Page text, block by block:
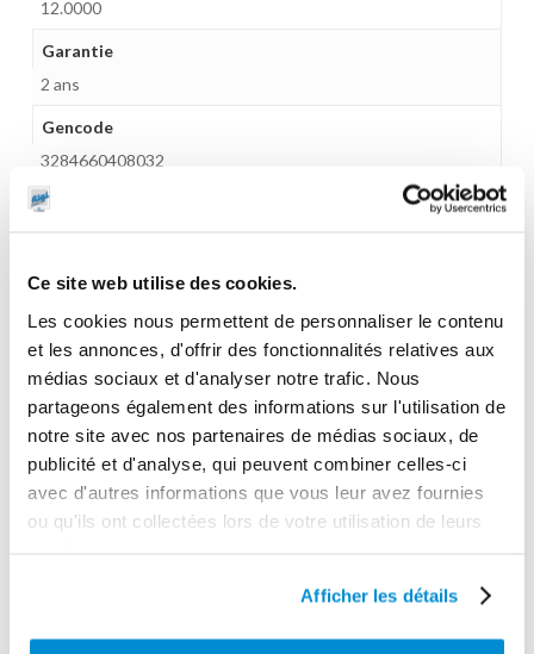
Ce site web utilise des cookies.
Les cookies nous permettent de personnaliser le contenu
et les annonces, d'offrir des fonctionnalités relatives aux
médias sociaux et d'analyser notre trafic. Nous
partageons également des informations sur l'utilisation de
notre site avec nos partenaires de médias sociaux, de
publicité et d'analyse, qui peuvent combiner celles-ci
avec d'autres informations que vous leur avez fournies
ou qu'ils ont collectées lors de votre utilisation de leurs
Afficher les détails
12.0000
Garantie
2 ans
Gencode
3284660408032
CES PRODUITS PEUVENT VOUS
INTERESSER